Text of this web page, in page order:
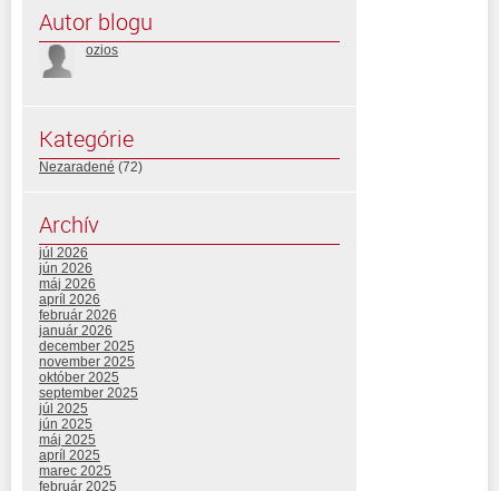
Autor blogu
ozios
Kategórie
Nezaradené (72)
Archív
júl 2026
jún 2026
máj 2026
apríl 2026
február 2026
január 2026
december 2025
november 2025
október 2025
september 2025
júl 2025
jún 2025
máj 2025
apríl 2025
marec 2025
február 2025